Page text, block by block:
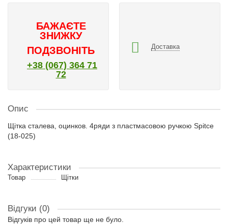
БАЖАЄТЕ
ЗНИЖКУ
ПОДЗВОНІТЬ
+38 (067) 364 71
72
Доставка
Опис
Щітка сталева, оцинков. 4ряди з пластмасовою ручкою Spitce
(18-025)
Характеристики
Товар Щітки
Відгуки (0)
Відгуків про цей товар ще не було.